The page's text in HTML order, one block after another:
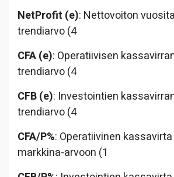
NetProfit (e): Nettovoiton
trendiarvo (4
CFA (e): Operatiivisen
trendiarvo (4
CFB (e): Investointien
trendiarvo (4
CFA/P%: Operatiivinen
markkina-arvoon (1